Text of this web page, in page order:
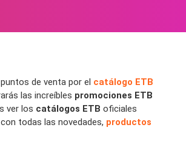
de venta por el catálogo ETB
las increíbles promociones ETB
ver los catálogos ETB oficiales
todas las novedades, productos